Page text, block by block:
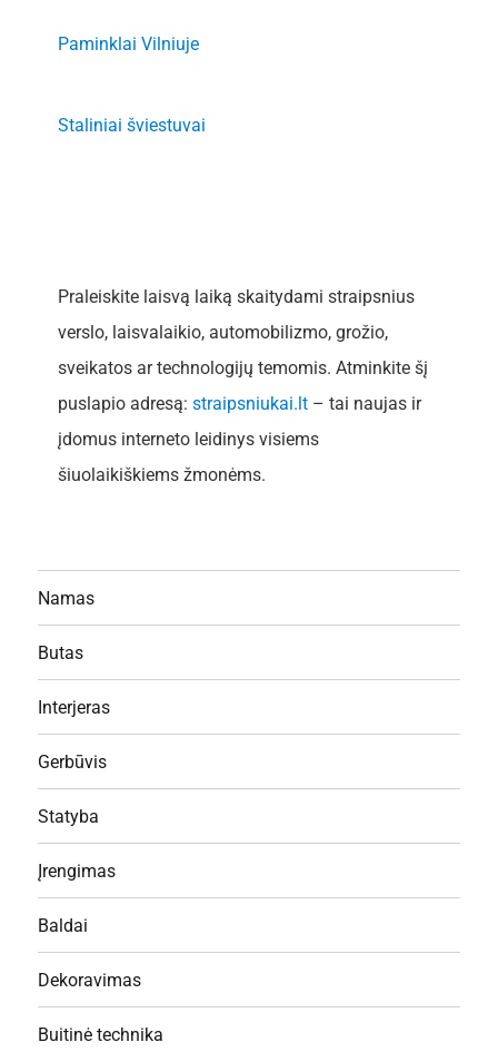
Paminklai Vilniuje
Staliniai šviestuvai
Praleiskite laisvą laiką skaitydami straipsnius
verslo, laisvalaikio, automobilizmo, grožio,
sveikatos ar technologijų temomis. Atminkite šį
puslapio adresą: straipsniukai.lt– tai naujas ir
įdomus interneto leidinys visiems
šiuolaikiškiems žmonėms.
Namas
Butas
Interjeras
Gerbūvis
Statyba
Įrengimas
Baldai
Dekoravimas
Buitinė technika